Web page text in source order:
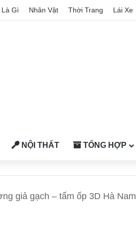
Là Gì Nhân Vật Thời Trang Lái Xe
NỘI THẤT TỔNG HỢP
giả gạch – tấm ốp 3D Hà Nam